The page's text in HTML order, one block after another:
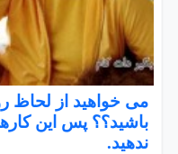
می خواهید از لحاظ
باشید؟؟ پس این
ندهید.